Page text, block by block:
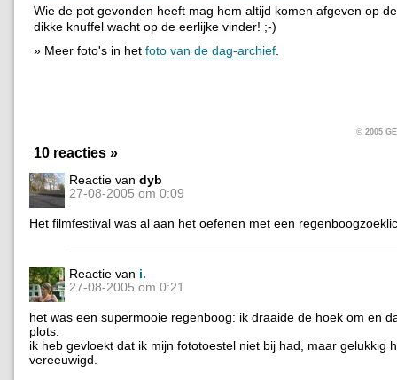
Wie de pot gevonden heeft mag hem altijd komen afgeven op
dikke knuffel wacht op de eerlijke vinder! ;-)
» Meer foto's in het foto van de dag-archief
© 2005
10 reacties »
Reactie van dyb
27-08-2005 om 0:09
Het filmfestival was al aan het oefenen met een
Reactie van i.
27-08-2005 om 0:21
het was een supermooie regenboog: ik draaide de hoek om en
plots.
ik heb gevloekt dat ik mijn fototoestel niet bij had, maar gelukkig
vereeuwigd.